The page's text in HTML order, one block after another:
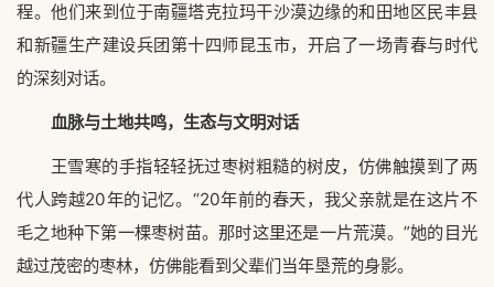
程。他们来到位于南疆塔克拉玛干沙漠边缘的和田地区民丰县
和新疆生产建设兵团第十四师昆玉市，开启了一场青春与时代
的深刻对话。
血脉与土地共鸣，生态与文明对话
王雪寒的手指轻轻抚过枣树粗糙的树皮，仿佛触摸到了两
代人跨越20年的记忆。“20年前的春天，我父亲就是在这片不
毛之地种下第一棵枣树苗。那时这里还是一片荒漠。”她的目光
越过茂密的枣林，仿佛能看到父辈们当年垦荒的身影。